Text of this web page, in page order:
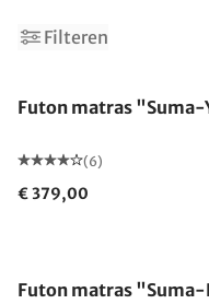
Filteren
Futon matras
(6)
€ 379,00
Futon matras